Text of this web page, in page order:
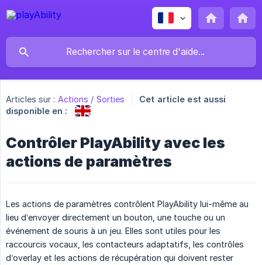
Articles sur : Actions / Sorties
Cet article est aussi
disponible en :
Contrôler PlayAbility avec les
actions de paramètres
Les actions de paramètres contrôlent PlayAbility lui-même au
lieu d’envoyer directement un bouton, une touche ou un
événement de souris à un jeu. Elles sont utiles pour les
raccourcis vocaux, les contacteurs adaptatifs, les contrôles
d’overlay et les actions de récupération qui doivent rester